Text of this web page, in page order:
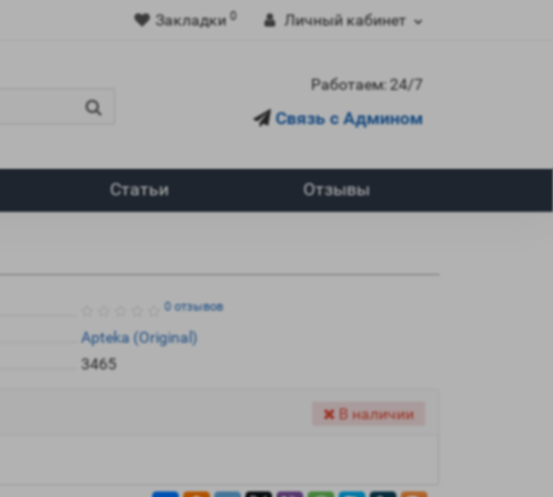
Закладки 0 Личный кабинет
Работаем: 24/7
Связь с Админом
Статьи Отзывы
0 отзывов
Apteka (Original)
3465
В наличии